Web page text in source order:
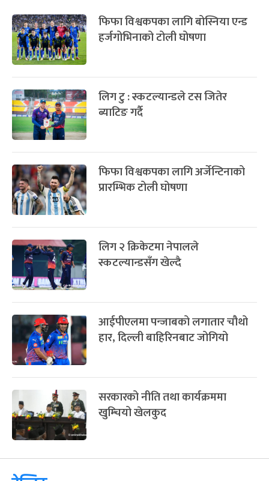
फिफा विश्वकपका लागि बोस्निया एन्ड
हर्जगोभिनाको टोली घोषणा
लिग टु : स्कटल्यान्डले टस जितेर
ब्याटिङ गर्दै
फिफा विश्वकपका लागि अर्जेन्टिनाको
प्रारम्भिक टोली घोषणा
लिग २ क्रिकेटमा नेपालले
स्कटल्यान्डसँग खेल्दै
आईपीएलमा पन्जाबको लगातार चौथो
हार, दिल्ली बाहिरिनबाट जोगियो
सरकारको नीति तथा कार्यक्रममा
खुम्चियो खेलकुद